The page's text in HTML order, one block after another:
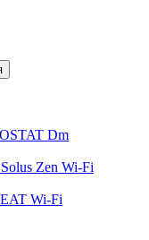
Dm
Zen Wi-Fi
Wi-Fi